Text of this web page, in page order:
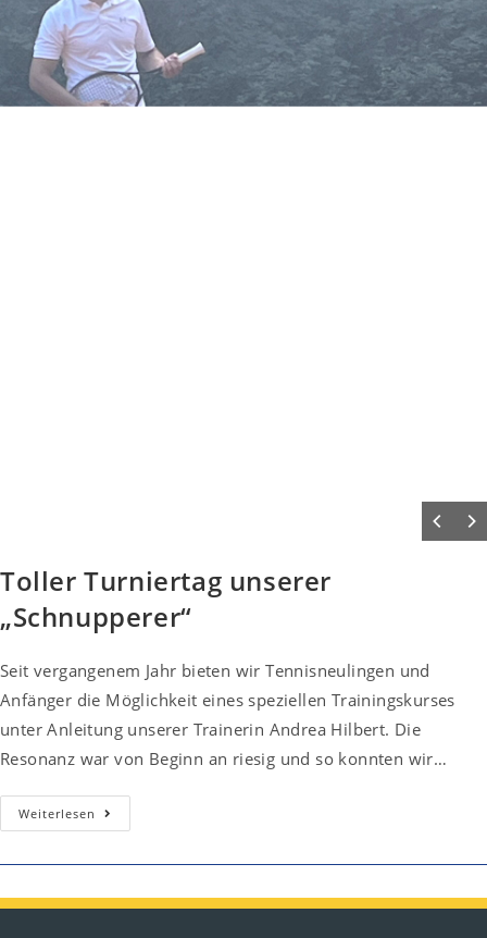
Toller Turniertag unserer
„Schnupperer“
Seit vergangenem Jahr bieten wir Tennisneulingen und
Anfänger die Möglichkeit eines speziellen Trainingskurses
unter Anleitung unserer Trainerin Andrea Hilbert. Die
Resonanz war von Beginn an riesig und so konnten wir…
Weiterlesen Toller
Turniertag
„Schnupperer“